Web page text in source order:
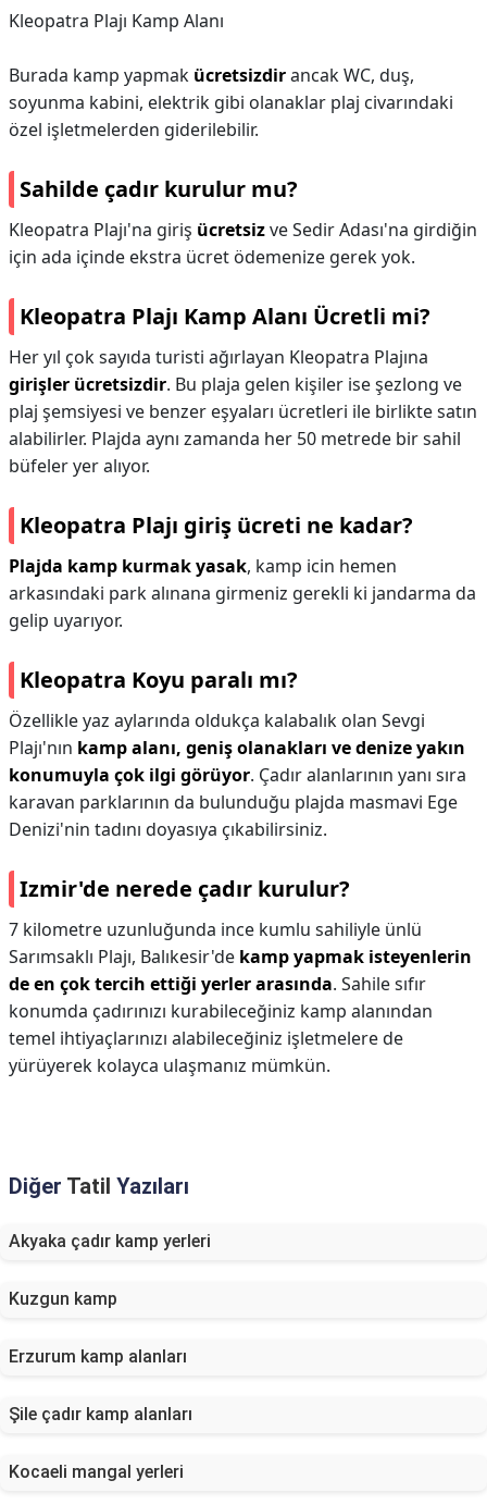
Kleopatra Plajı Kamp Alanı
Burada kamp yapmak ücretsizdirancak WC, duş,
soyunma kabini, elektrik gibi olanaklar plaj civarındaki
özel işletmelerden giderilebilir.
Sahilde çadır kurulur mu?
Kleopatra Plajı'na giriş ücretsizve Sedir Adası'na girdiğin
için ada içinde ekstra ücret ödemenize gerek yok.
Kleopatra Plajı Kamp Alanı Ücretli mi?
Her yıl çok sayıda turisti ağırlayan Kleopatra Plajına
girişler ücretsizdir. Bu plaja gelen kişiler ise şezlong ve
plaj şemsiyesi ve benzer eşyaları ücretleri ile birlikte satın
alabilirler. Plajda aynı zamanda her 50 metrede bir sahil
büfeler yer alıyor.
Kleopatra Plajı giriş ücreti ne kadar?
Plajda kamp kurmak yasak, kamp icin hemen
arkasındaki park alınana girmeniz gerekli ki jandarma da
gelip uyarıyor.
Kleopatra Koyu paralı mı?
Özellikle yaz aylarında oldukça kalabalık olan Sevgi
Plajı'nın kamp alanı, geniş olanakları ve denize yakın
konumuyla çok ilgi görüyor. Çadır alanlarının yanı sıra
karavan parklarının da bulunduğu plajda masmavi Ege
Denizi'nin tadını doyasıya çıkabilirsiniz.
Izmir'de nerede çadır kurulur?
7 kilometre uzunluğunda ince kumlu sahiliyle ünlü
Sarımsaklı Plajı, Balıkesir'de kamp yapmak isteyenlerin
de en çok tercih ettiği yerler arasında. Sahile sıfır
konumda çadırınızı kurabileceğiniz kamp alanından
temel ihtiyaçlarınızı alabileceğiniz işletmelere de
yürüyerek kolayca ulaşmanız mümkün.
Diğer Tatil Yazıları
Akyaka çadır kamp yerleri
Kuzgun kamp
Erzurum kamp alanları
Şile çadır kamp alanları
Kocaeli mangal yerleri